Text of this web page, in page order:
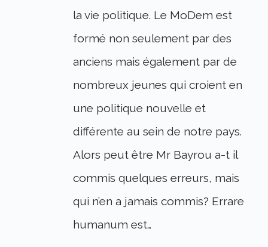
la vie politique. Le MoDem est
formé non seulement par des
anciens mais également par de
nombreux jeunes qui croient en
une politique nouvelle et
différente au sein de notre pays.
Alors peut être Mr Bayrou a-t il
commis quelques erreurs, mais
qui n’en a jamais commis? Errare
humanum est…